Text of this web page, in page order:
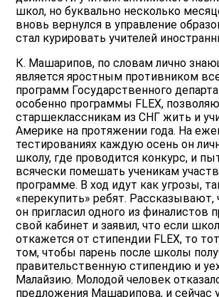
школ, но буквально несколько
вновь вернулся в управление
стал курировать учителей
К. Машарипов, по словам лично
является яростным противником
программ Государственного
особенно программы FLEX,
старшеклассникам из СНГ жить и
Америке на протяжении года. На
тестированиях каждую осень он
школу, где проводится конкурс, и
всячески помешать ученикам
программе. В ход идут как угрозы,
«перекупить» ребят. Рассказывают,
он пригласил одного из финалистов
свой кабинет и заявил, что если
откажется от стипендии FLEX, то
том, чтобы парень после школы
правительственную стипендию и
Малайзию. Молодой человек
предложения Машарипова, и сейчас